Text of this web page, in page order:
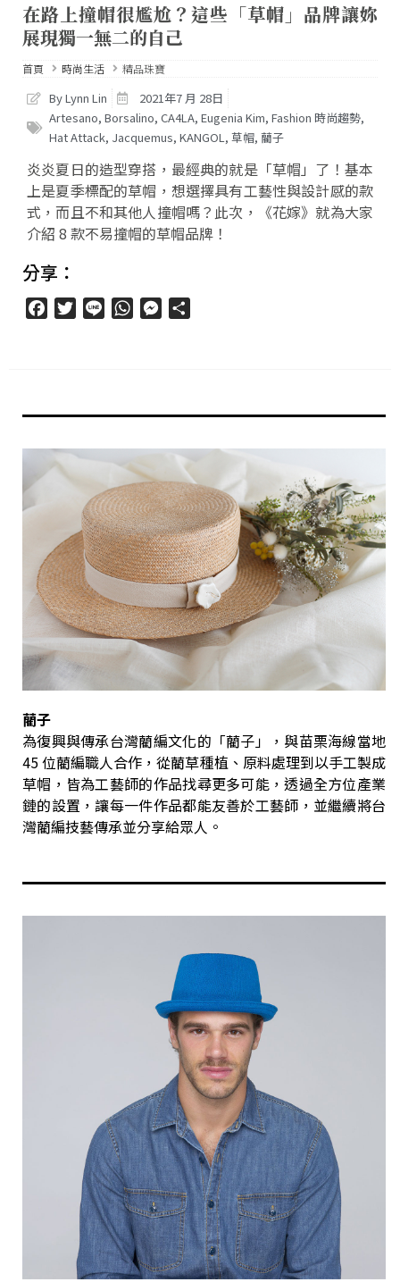
在路上撞帽很尷尬？這些「草帽」品牌讓妳
展現獨一無二的自己
首頁 時尚生活 精品珠寶
By Lynn Lin
2021年7 月 28日
Artesano, Borsalino, CA4LA, Eugenia Kim, Fashion 時尚趨勢,
Hat Attack, Jacquemus, KANGOL , 草帽, 藺子
炎炎夏日的造型穿搭，最經典的就是「草帽」了！基本
上是夏季標配的草帽，想選擇具有工藝性與設計感的款
式，而且不和其他人撞帽嗎？此次，《花嫁》就為大家
介紹 8 款不易撞帽的草帽品牌！
分享：
FacebookTwitter
Line WhatsAppMessenger
藺子
為復興與傳承台灣藺編文化的「藺子」，與苗栗海線當地
45 位藺編職人合作，從藺草種植、原料處理到以手工製成
草帽，皆為工藝師的作品找尋更多可能，透過全方位產業
鏈的設置，讓每一件作品都能友善於工藝師，並繼續將台
灣藺編技藝傳承並分享給眾人。